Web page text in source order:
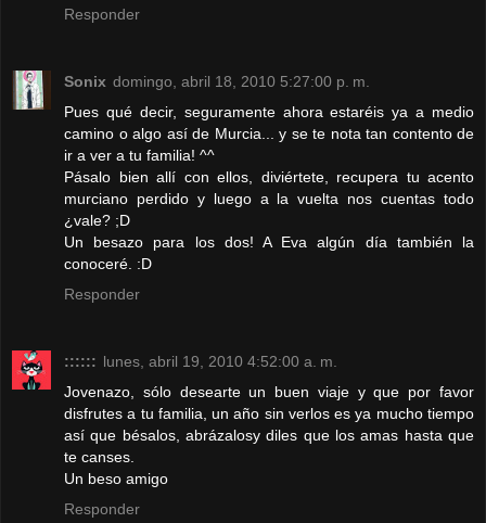
Responder
Sonix domingo, abril 18, 2010 5:27:00 p. m.
Pues qué decir, seguramente ahora estaréis ya a medio
camino o algo así de Murcia... y se te nota tan contento de
ir a ver a tu familia! ^^
Pásalo bien allí con ellos, diviértete, recupera tu acento
murciano perdido y luego a la vuelta nos cuentas todo
¿vale? ;D
Un besazo para los dos! A Eva algún día también la
conoceré. :D
Responder
:::::: lunes, abril 19, 2010 4:52:00 a. m.
Jovenazo, sólo desearte un buen viaje y que por favor
disfrutes a tu familia, un año sin verlos es ya mucho tiempo
así que bésalos, abrázalosy diles que los amas hasta que
te canses.
Un beso amigo
Responder